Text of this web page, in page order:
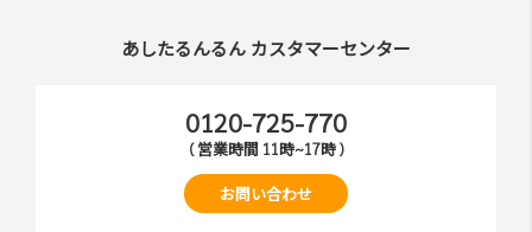
あしたるんるん カスタマーセンター
0120-725-770
( 営業時間 11時~17時 )
お問い合わせ